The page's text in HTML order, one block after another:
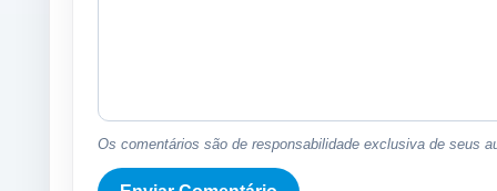
Os comentários são de responsabilidade exclusiva de seus